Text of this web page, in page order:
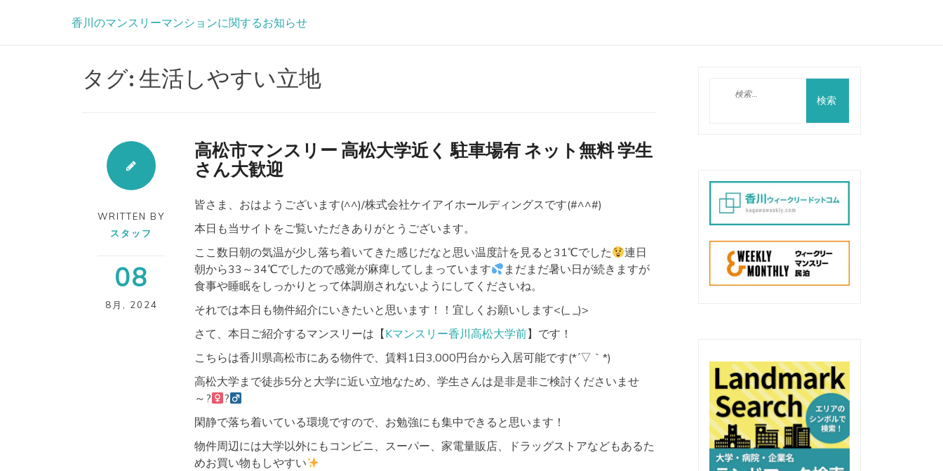
香川のマンスリーマンションに関するお知らせ
タグ: 生活しやすい立地
WRITTEN BY
スタッフ
08
8月 , 2024
高松市マンスリー 高松大学近く 駐車場有 ネット無料 学生
さん大歓迎
皆さま、おはようございます(^^)/株式会社ケイアイホールディングスです(#^^#)
本日も当サイトをご覧いただきありがとうございます。
ここ数日朝の気温が少し落ち着いてきた感じだなと思い温度計を見ると31℃でした
連日
朝から33～34℃でしたので感覚が麻痺してしまっています
まだまだ暑い日が続きますが
食事や睡眠をしっかりとって体調崩されないようにしてくださいね。
それでは本日も物件紹介にいきたいと思います！！宜しくお願いします<(_ _)>
さて、本日ご紹介するマンスリーは【Kマンスリー香川高松大学前】です！
こちらは香川県高松市にある物件で、賃料1日3,000円台から入居可能です(*´▽｀*)
高松大学まで徒歩5分と大学に近い立地なため、学生さんは是非是非ご検討くださいませ
～?‍
?‍
閑静で落ち着いている環境ですので、お勉強にも集中できると思います！
物件周辺には大学以外にもコンビニ、スーパー、家電量販店、ドラッグストアなどもあるた
めお買い物もしやすい